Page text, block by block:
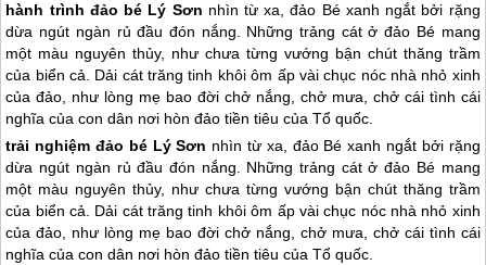
hành trình đảo bé Lý Sơn nhìn từ xa, đảo Bé xanh ngắt bởi rặng
dừa ngút ngàn rủ đầu đón nắng. Những trảng cát ở đảo Bé mang
một màu nguyên thủy, như chưa từng vướng bận chút thăng trầm
của biển cả. Dải cát trăng tinh khôi ôm ấp vài chục nóc nhà nhỏ xinh
của đảo, như lòng mẹ bao đời chở nắng, chở mưa, chở cái tình cái
nghĩa của con dân nơi hòn đảo tiền tiêu của Tổ quốc.
trải nghiệm đảo bé Lý Sơn nhìn từ xa, đảo Bé xanh ngắt bởi rặng
dừa ngút ngàn rủ đầu đón nắng. Những trảng cát ở đảo Bé mang
một màu nguyên thủy, như chưa từng vướng bận chút thăng trầm
của biển cả. Dải cát trăng tinh khôi ôm ấp vài chục nóc nhà nhỏ xinh
của đảo, như lòng mẹ bao đời chở nắng, chở mưa, chở cái tình cái
nghĩa của con dân nơi hòn đảo tiền tiêu của Tổ quốc.